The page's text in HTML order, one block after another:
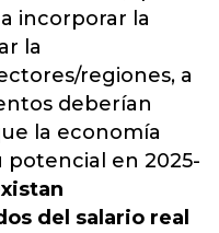
incorporar la
la
regiones, a
deberían
la economía
potencial en 2025-
del salario real